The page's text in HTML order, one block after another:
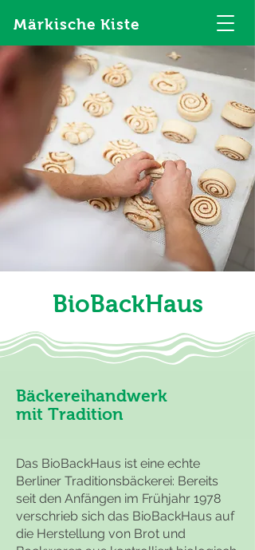
Märkische Kiste
BioBackHaus
Bäckereihandwerk
mit Tradition
Das BioBackHaus ist eine echte
Berliner Traditionsbäckerei: Bereits
seit den Anfängen im Frühjahr 1978
verschrieb sich das BioBackHaus auf
die Herstellung von Brot und